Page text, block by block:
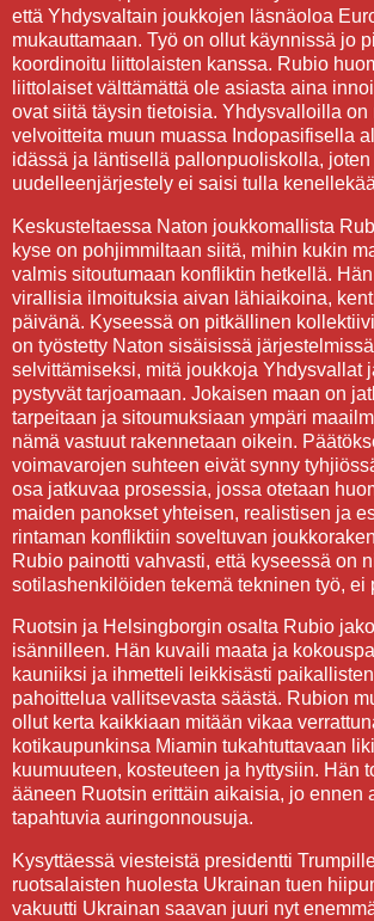
että Yhdysvaltain joukkojen läsnäoloa
mukauttamaan. Työ on ollut käynnissä jo
koordinoitu liittolaisten kanssa. Rubio
liittolaiset välttämättä ole asiasta aina
ovat siitä täysin tietoisia. Yhdysvalloilla on
velvoitteita muun muassa Indopasifisella
idässä ja läntisellä pallonpuoliskolla,
uudelleenjärjestely ei saisi tulla
Keskusteltaessa Naton joukkomallista
kyse on pohjimmiltaan siitä, mihin kukin
valmis sitoutumaan konfliktin hetkellä.
virallisia ilmoituksia aivan lähiaikoina,
päivänä. Kyseessä on pitkällinen
on työstetty Naton sisäisissä
selvittämiseksi, mitä joukkoja Yhdysvallat
pystyvät tarjoamaan. Jokaisen maan on
tarpeitaan ja sitoumuksiaan ympäri
nämä vastuut rakennetaan oikein.
voimavarojen suhteen eivät synny
osa jatkuvaa prosessia, jossa otetaan
maiden panokset yhteisen, realistisen ja
rintaman konfliktiin soveltuvan
Rubio painotti vahvasti, että kyseessä on
sotilashenkilöiden tekemä tekninen työ, ei
Ruotsin ja Helsingborgin osalta Rubio
isännilleen. Hän kuvaili maata ja
kauniiksi ja ihmetteli leikkisästi
pahoittelua vallitsevasta säästä. Rubion
ollut kerta kaikkiaan mitään vikaa
kotikaupunkinsa Miamin tukahtuttavaan
kuumuuteen, kosteuteen ja hyttysiin. Hän
ääneen Ruotsin erittäin aikaisia, jo ennen
tapahtuvia auringonnousuja.
Kysyttäessä viesteistä presidentti
ruotsalaisten huolesta Ukrainan tuen
vakuutti Ukrainan saavan juuri nyt